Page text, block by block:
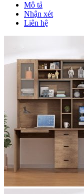
Mô tả
Nhận xét
Liên hệ